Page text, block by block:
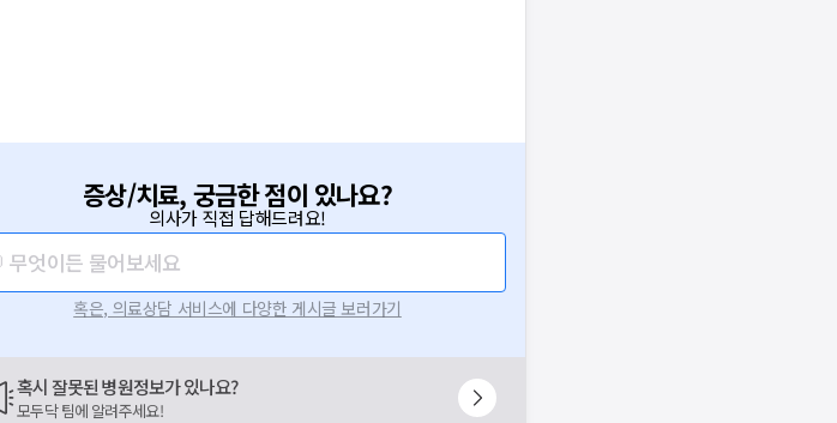
증상/치료, 궁금한 점이 있나요?
의사가 직접 답해드려요!
무엇이든 물어보세요
혹은, 의료상담 서비스에 다양한 게시글 보러가기
혹시 잘못된 병원정보가 있나요?
모두닥 팀에 알려주세요!